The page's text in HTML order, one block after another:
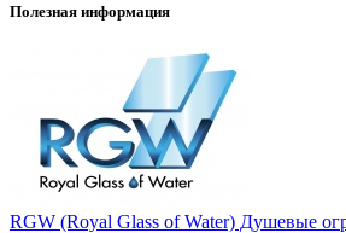
Полезная информация
RGW (Royal Glass of Water) Душевые